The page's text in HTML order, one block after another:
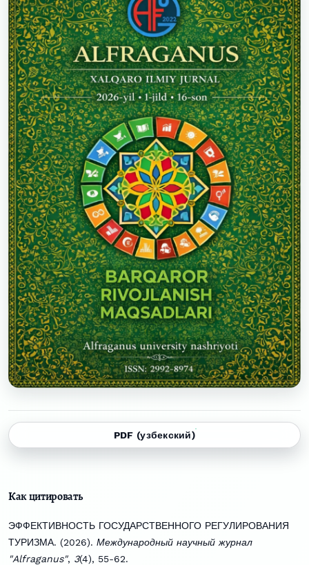
PDF (узбекский)
Как цитировать
ЭФФЕКТИВНОСТЬ ГОСУДАРСТВЕННОГО РЕГУЛИРОВАНИЯ
ТУРИЗМА. (2026). Международный научный журнал
"Alfraganus", 3(4), 55-62.